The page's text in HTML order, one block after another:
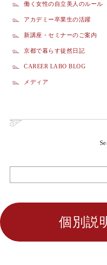
働く女性の自立美人のルール
アカデミー卒業生の活躍
新講座・セミナーのご案内
京都で暮らす徒然日記
CAREER LABO BLOG
メディア
個別説